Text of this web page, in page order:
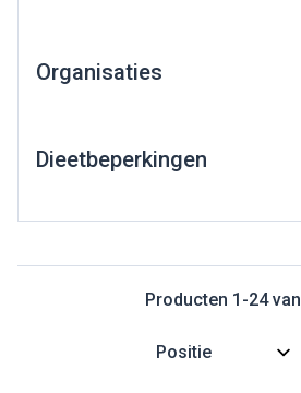
Organisaties
Dieetbeperkingen
Producten 1 -24van
Sorteer op: